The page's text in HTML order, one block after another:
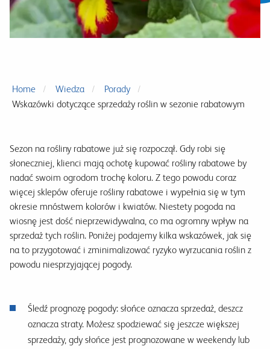
Home Wiedza
Porady
Wskazówki dotyczące sprzedaży roślin w sezonie rabatowym
Sezon na rośliny rabatowe już się rozpoczął. Gdy robi się
słoneczniej, klienci mają ochotę kupować rośliny rabatowe by
nadać swoim ogrodom trochę koloru. Z tego powodu coraz
więcej sklepów oferuje rośliny rabatowe i wypełnia się w tym
okresie mnóstwem kolorów i kwiatów. Niestety pogoda na
wiosnę jest dość nieprzewidywalna, co ma ogromny wpływ na
sprzedaż tych roślin. Poniżej podajemy kilka wskazówek, jak się
na to przygotować i zminimalizować ryzyko wyrzucania roślin z
powodu niesprzyjającej pogody.
Śledź prognozę pogody: słońce oznacza sprzedaż, deszcz
oznacza straty. Możesz spodziewać się jeszcze większej
sprzedaży, gdy słońce jest prognozowane w weekendy lub